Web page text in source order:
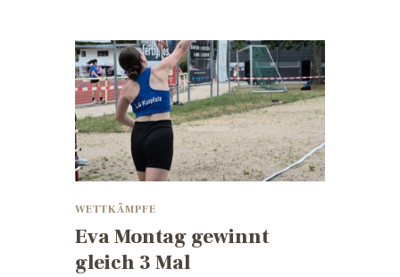
WETTKÄMPFE
Eva Montag gewinnt
gleich 3 Mal